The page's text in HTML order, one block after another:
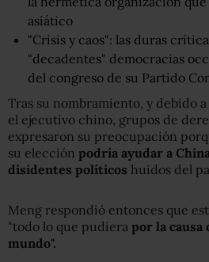
asiático
"Crisis y caos": las duras
"decadentes" democracias
del congreso de su Partido
Tras su nombramiento, y debido a
el ejecutivo chino, grupos de
expresaron su preocupación
su elección podría ayudar a
disidentes políticos huidos del
Meng respondió entonces que
"todo lo que pudiera por la causa
mundo".